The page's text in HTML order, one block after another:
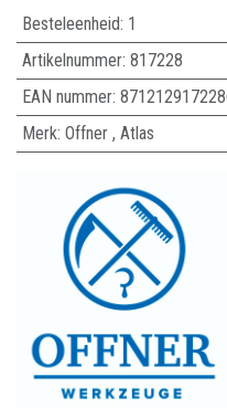
Besteleenheid: 1
Artikelnummer: 817228
EAN nummer:
Merk: Offner, Atlas